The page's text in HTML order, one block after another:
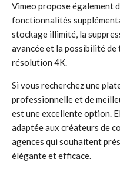
Vimeo propose également
fonctionnalités
stockage illimité, la
avancée et la possibilité de
résolution 4K.
Si vous recherchez une
professionnelle et de
est une excellente option.
adaptée aux créateurs de
agences qui souhaitent
élégante et efficace.